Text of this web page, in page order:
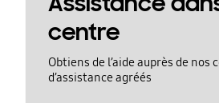
centre
Obtiens de l’aide auprès de nos
d’assistance agréés